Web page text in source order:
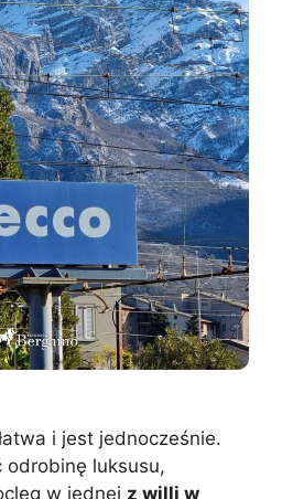
i jest jednocześnie.
odrobinę luksusu,
w jednej z willi w